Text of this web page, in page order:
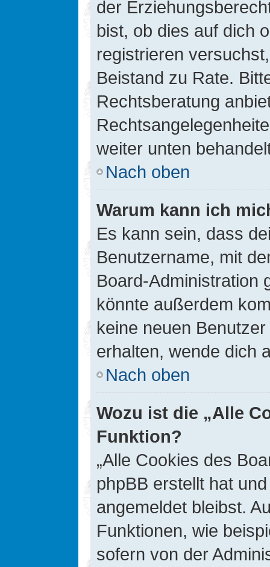
der
bist, ob dies auf dich
registrieren
Beistand zu Rate.
Rechtsberatung
weiter unten
Nach oben
Warum kann ich
Es kann sein, dass
Benutzername, mit
Board-Administration
könnte außerdem
keine neuen
erhalten, wende dich
Nach oben
Wozu ist die „Alle
Funktion?
„Alle Cookies des
phpBB erstellt hat
angemeldet bleibst.
Funktionen, wie
sofern von der